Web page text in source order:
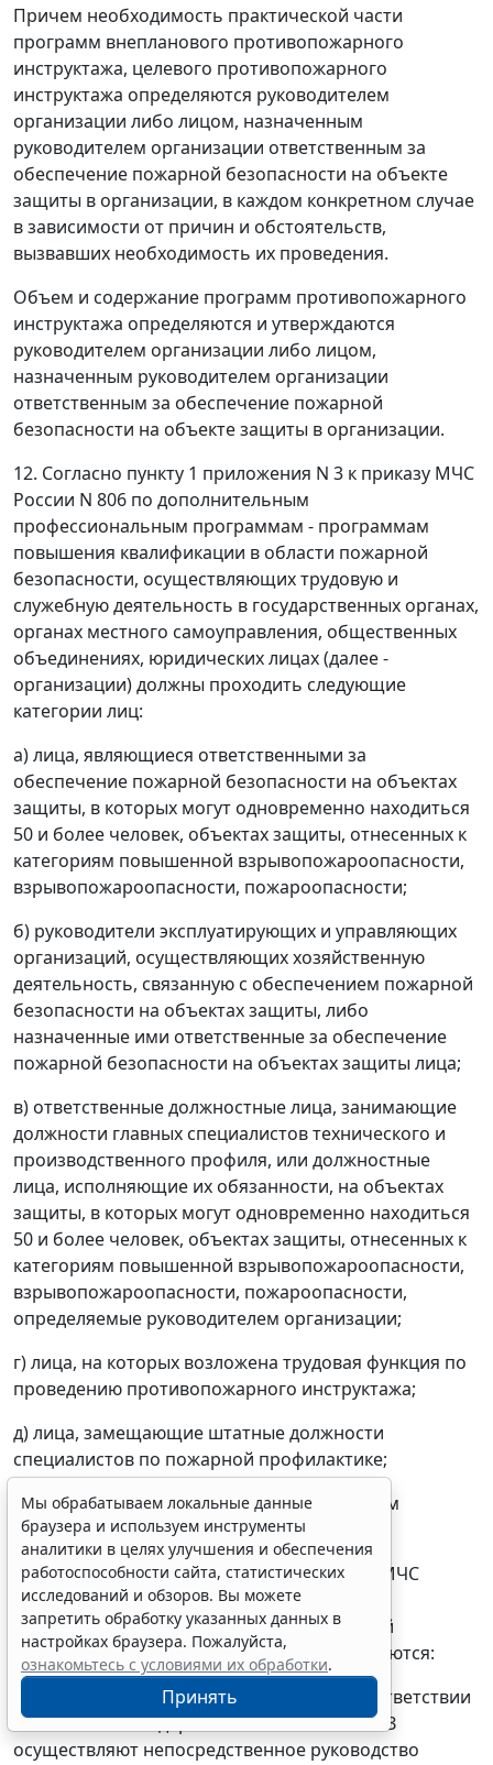
Причем необходимость практической части
программ внепланового противопожарного
инструктажа, целевого противопожарного
инструктажа определяются руководителем
организации либо лицом, назначенным
руководителем организации ответственным за
обеспечение пожарной безопасности на объекте
защиты в организации, в каждом конкретном случае
в зависимости от причин и обстоятельств,
вызвавших необходимость их проведения.
Объем и содержание программ противопожарного
инструктажа определяются и утверждаются
руководителем организации либо лицом,
назначенным руководителем организации
ответственным за обеспечение пожарной
безопасности на объекте защиты в организации.
12. Согласно пункту 1 приложения N 3 к приказу МЧС
России N 806 по дополнительным
профессиональным программам - программам
повышения квалификации в области пожарной
безопасности, осуществляющих трудовую и
служебную деятельность в государственных органах,
органах местного самоуправления, общественных
объединениях, юридических лицах (далее -
организации) должны проходить следующие
категории лиц:
а) лица, являющиеся ответственными за
обеспечение пожарной безопасности на объектах
защиты, в которых могут одновременно находиться
50 и более человек, объектах защиты, отнесенных к
категориям повышенной взрывопожароопасности,
взрывопожароопасности, пожароопасности;
б) руководители эксплуатирующих и управляющих
организаций, осуществляющих хозяйственную
деятельность, связанную с обеспечением пожарной
безопасности на объектах защиты, либо
назначенные ими ответственные за обеспечение
пожарной безопасности на объектах защиты лица;
в) ответственные должностные лица, занимающие
должности главных специалистов технического и
производственного профиля, или должностные
лица, исполняющие их обязанности, на объектах
защиты, в которых могут одновременно находиться
50 и более человек, объектах защиты, отнесенных к
категориям повышенной взрывопожароопасности,
взрывопожароопасности, пожароопасности,
определяемые руководителем организации;
г) лица, на которых возложена трудовая функция по
проведению противопожарного инструктажа;
д) лица, замещающие штатные должности
специалистов по пожарной профилактике;
е) иные лица, определяемые руководителем
организации.
В целях применения требований приказа МЧС
России N 806 под лицами, являющимися
ответственными за обеспечение пожарной
безопасности на объектах защиты понимаются:
руководители организаций, которые в соответствии
со статьей 37 Федерального закона N 69-ФЗ
осуществляют непосредственное руководство
Мы обрабатываем локальные данные
браузера и используем инструменты
аналитики в целях улучшения и обеспечения
работоспособности сайта, статистических
исследований и обзоров. Вы можете
запретить обработку указанных данных в
настройках браузера. Пожалуйста,
ознакомьтесь с условиями их обработки.
Принять